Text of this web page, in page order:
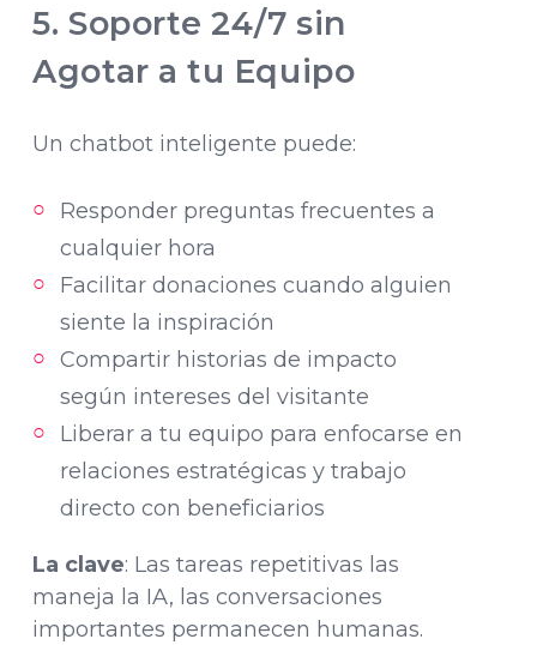
5. Soporte 24/7 sin
Agotar a tu Equipo
Un chatbot inteligente puede:
Responder preguntas frecuentes a
cualquier hora
Facilitar donaciones cuando alguien
siente la inspiración
Compartir historias de impacto
según intereses del visitante
Liberar a tu equipo para enfocarse en
relaciones estratégicas y trabajo
directo con beneficiarios
La clave: Las tareas repetitivas las
maneja la IA, las conversaciones
importantes permanecen humanas.